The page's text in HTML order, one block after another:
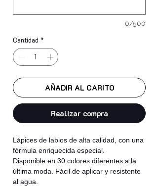
0/500
Cantidad *
AÑADIR AL CARITO
Realizar compra
Lápices de labios de alta calidad, con una
fórmula enriquecida especial.
Disponible en 30 colores diferentes a la
última moda. Fácil de aplicar y resistente
al agua.